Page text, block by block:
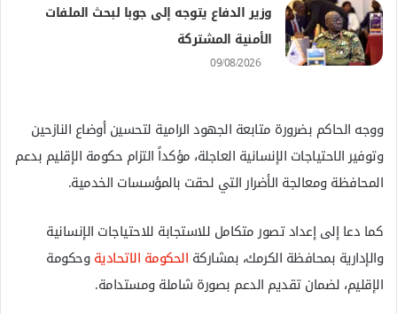
وزير الدفاع يتوجه إلى جوبا لبحث الملفات
الأمنية المشتركة
09/08/2026
ووجه الحاكم بضرورة متابعة الجهود الرامية لتحسين أوضاع النازحين
وتوفير الاحتياجات الإنسانية العاجلة، مؤكداً التزام حكومة الإقليم بدعم
المحافظة ومعالجة الأضرار التي لحقت بالمؤسسات الخدمية.
كما دعا إلى إعداد تصور متكامل للاستجابة للاحتياجات الإنسانية
والإدارية بمحافظة الكرمك، بمشاركة الحكومة الاتحاديةوحكومة
الإقليم، لضمان تقديم الدعم بصورة شاملة ومستدامة.